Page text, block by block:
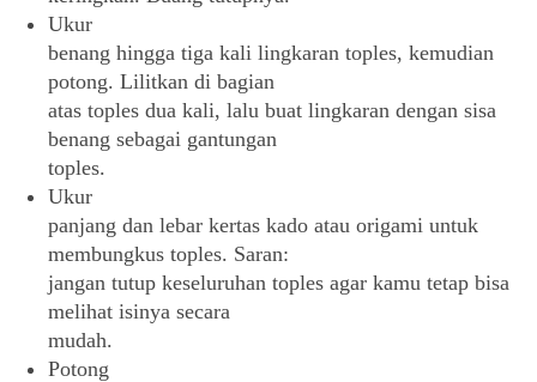
Ukur
benang hingga tiga kali lingkaran toples, kemudian
potong. Lilitkan di bagian
atas toples dua kali, lalu buat lingkaran dengan sisa
benang sebagai gantungan
toples.
Ukur
panjang dan lebar kertas kado atau origami untuk
membungkus toples. Saran:
jangan tutup keseluruhan toples agar kamu tetap bisa
melihat isinya secara
mudah.
Potong